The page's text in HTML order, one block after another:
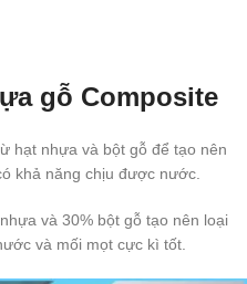
gỗ Composite
hạt nhựa và bột gỗ để tạo nên
khả năng chịu được nước.
và 30% bột gỗ tạo nên loại
và mối mọt cực kì tốt.